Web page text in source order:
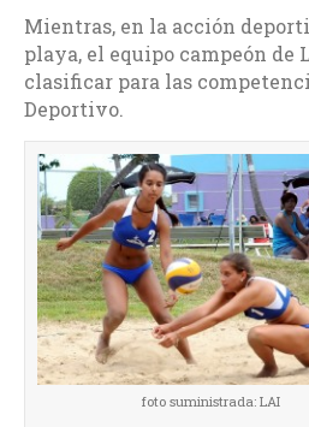
Mientras, en la acción
playa, el equipo campeón de
clasificar para las
Deportivo.
foto suministrada: LAI